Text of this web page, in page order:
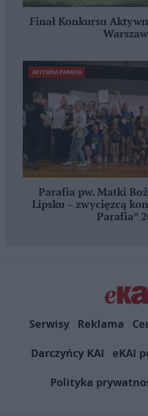
Finał Konkursu
AKTYWNA PARAFIA
Parafia pw. Matki
Lipsku – zwycięzcą
Parafia”
Serwisy Reklama
Darczyńcy KAI
eKAI
Polityka